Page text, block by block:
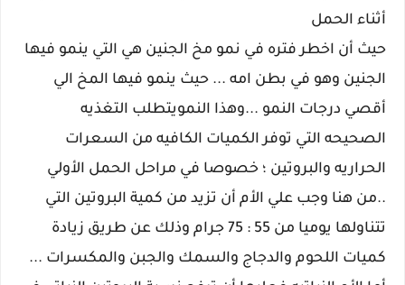
أثناء الحمل
حيث أن اخطر فتره في نمو مخ الجنين هي التي ينمو فيها
الجنين وهو في بطن امه ... حيث ينمو فيها المخ الي
أقصي درجات النمو ...وهذا النمويتطلب التغذيه
الصحيحه التي توفر الكميات الكافيه من السعرات
الحراريه والبروتين ؛ خصوصا في مراحل الحمل الأولي
..من هنا وجب علي الأم أن تزيد من كمية البروتين التي
تتناولها يوميا من 55 : 75 جرام وذلك عن طريق زيادة
كميات اللحوم والدجاج والسمك والجبن والمكسرات ...